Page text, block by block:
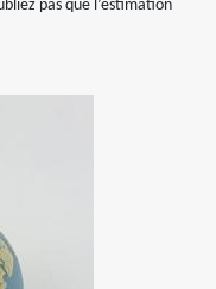
pas que l’estimation